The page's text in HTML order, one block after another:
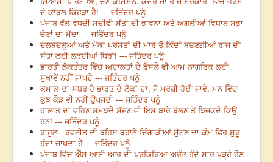
ਦੇ ਕਾਬਲ ਕਿਹੜਾ ਹੈ! --- ਜਤਿੰਦਰ ਪਨੂੰ
ਪੰਜਾਬ ਵੱਲ ਵਧਦੀ ਸਦੀਵੀ ਸੱਤਾ ਦੀ ਭਾਵਨਾ ਅਤੇ ਅਗਲੀਆਂ ਵਿਧਾਨ ਸਭਾ
ਚੋਣਾਂ ਦਾ ਮੁੱਦਾ --- ਜਤਿੰਦਰ ਪਨੂੰ
ਦਲਬਦਲੂਆਂ ਅਤੇ ਮੌਕਾ-ਪ੍ਰਸਤਾਂ ਦੀ ਮਾਰ ਤੋਂ ਕਿੱਦਾਂ ਬਚਣਗੀਆਂ ਰਾਜ ਦੀ
ਸੱਤਾ ਲਈ ਲੜਦੀਆਂ ਧਿਰਾਂ! --- ਜਤਿੰਦਰ ਪਨੂੰ
ਭਾਰਤੀ ਲੋਕਤੰਤਰ ਵਿੱਚ ਅਦਾਲਤਾਂ ਦੇ ਫੈਸਲੇ ਵੀ ਆਮ ਨਾਗਰਿਕ ਲਈ
ਸੁਖਾਵੇਂ ਨਹੀਂ ਜਾਪਦੇ --- ਜਤਿੰਦਰ ਪਨੂੰ
ਕਮਾਲ ਦਾ ਸਬਰ ਹੈ ਭਾਰਤ ਦੇ ਲੋਕਾਂ ਦਾ, ਜੋ ਮਰਜ਼ੀ ਹੋਈ ਜਾਵੇ, ਮਨ ਵਿੱਚ
ਕੁਝ ਕੌੜ ਵੀ ਨਹੀਂ ਉਪਜਦੀ --- ਜਤਿੰਦਰ ਪਨੂੰ
ਹਾਲਾਤ ਦਾ ਵਹਿਣ ਸਮਝਦੇ ਸੱਜਣ ਵੀ ਇਸ ਬਾਰੇ ਬੋਲਣ ਤੋਂ ਝਿਜਕਦੇ ਕਿਉਂ
ਹਨ! --- ਜਤਿੰਦਰ ਪਨੂੰ
ਰਾਹੁਲ - ਰਵਨੀਤ ਦੀ ਬਹਿਸ ਬਹਾਨੇ ਚਿੰਗਾੜੀਆਂ ਸੁੱਟਣ ਦਾ ਕੰਮ ਫਿਰ ਸ਼ੁਰੂ
ਹੁੰਦਾ ਜਾਪਦਾ ਹੈ --- ਜਤਿੰਦਰ ਪਨੂੰ
ਪੰਜਾਬ ਵਿੱਚ ਐੱਸ ਆਈ ਆਰ ਦੀ ਪ੍ਰਕਿਰਿਆ ਅਰੰਭ ਹੁੰਦੇ ਸਾਰ ਖੜ੍ਹੇ ਹੋਣ